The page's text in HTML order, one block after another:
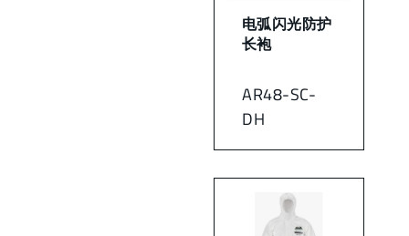
AR48-SC-
DH
电弧闪光防护
长袍